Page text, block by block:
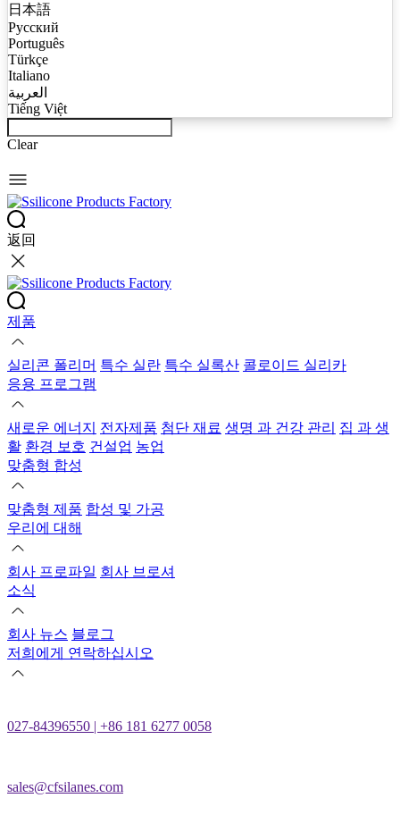
日本語
Русский
Português
Türkçe
Italiano
العربية
Tiếng Việt
Clear
返回
제품
실리콘 폴리머 특수 실란 특수 실록산 콜로이드 실리카
응용 프로그램
새로운 에너지 전자제품 첨단 재료 생명 과 건강 관리 집 과 생
활 환경 보호 건설업 농업
맞춤형 합성
맞춤형 제품 합성 및 가공
우리에 대해
회사 프로파일 회사 브로셔
소식
회사 뉴스 블로그
저희에게 연락하십시오
027-84396550 | +86 181 6277 0058
sales@cfsilanes.com